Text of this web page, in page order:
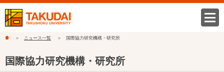
ニュース一覧 国際協力研究機構・研究所
国際協力研究機構・研究所